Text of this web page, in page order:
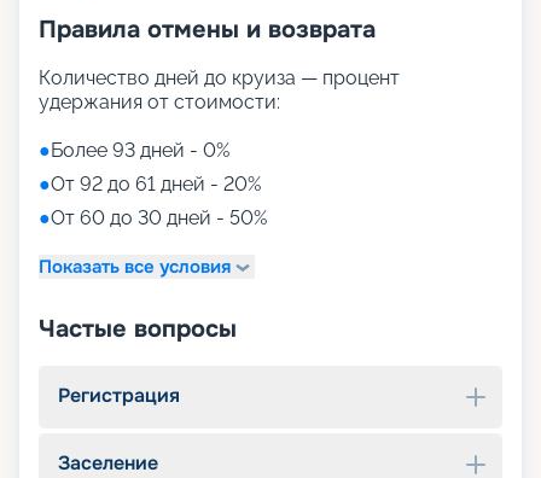
Правила отмены и возврата
Количество дней до круиза — процент
удержания от стоимости:
●Более 93 дней - 0%
●От 92 до 61 дней - 20%
●От 60 до 30 дней - 50%
Показать все условия
Частые вопросы
Регистрация
Заселение